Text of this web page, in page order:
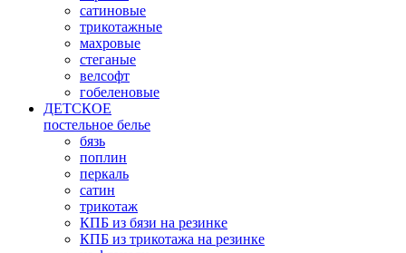
сатиновые
трикотажные
махровые
стеганые
велсофт
гобеленовые
ДЕТСКОЕ
постельное белье
бязь
поплин
перкаль
сатин
трикотаж
КПБ из бязи на резинке
КПБ из трикотажа на резинке